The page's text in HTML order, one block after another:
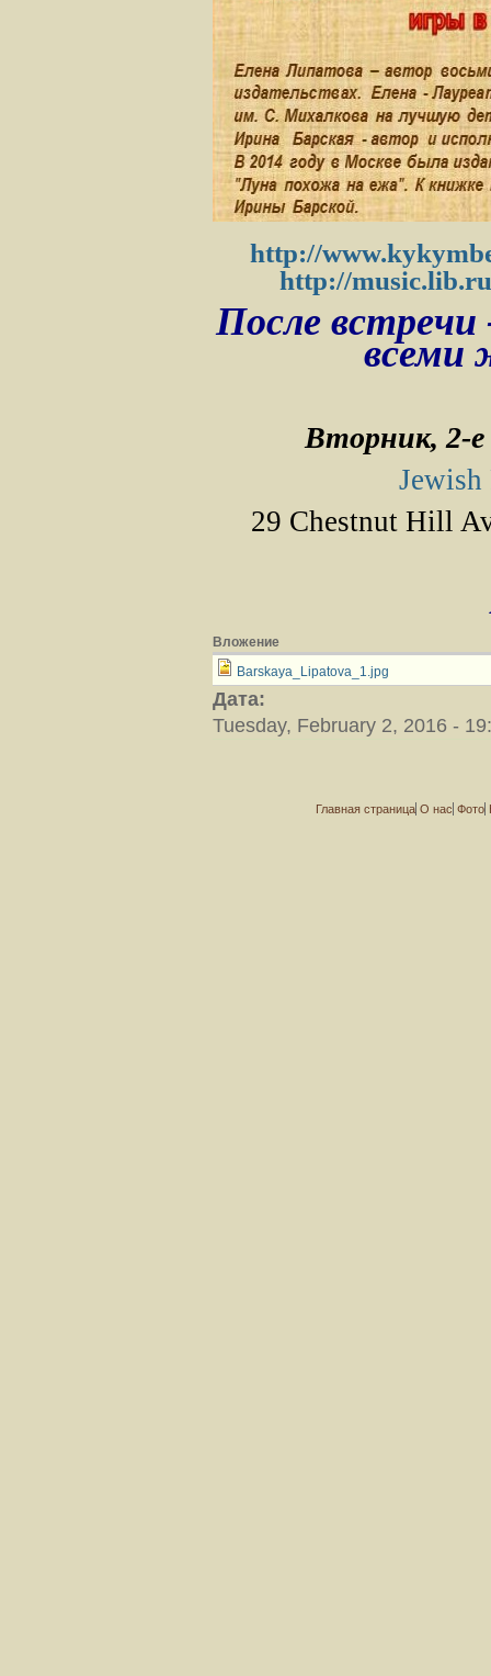
http://
http://
После
всеми
Вторник, 2-е
Jewish
29 Chestnut Hill
Вложение
Barskaya_Lipatova_1.jpg
Дата:
Tuesday, February 2, 2016 -
Главная страница О нас Фото